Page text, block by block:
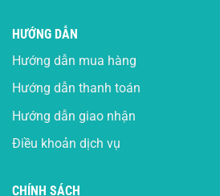
HƯỚNG DẪN
Hướng dẫn mua hàng
Hướng dẫn thanh toán
Hướng dẫn giao nhận
Điều khoản dịch vụ
CHÍNH SÁCH